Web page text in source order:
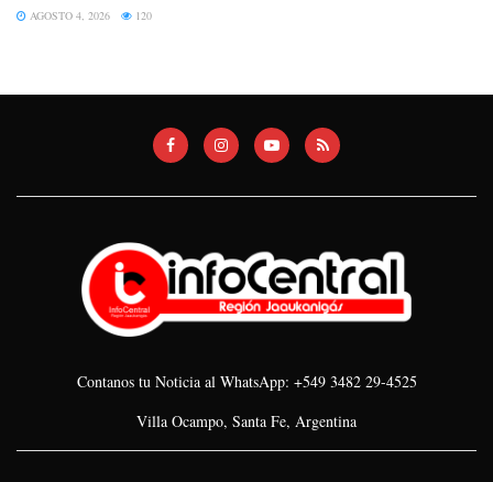
AGOSTO 4, 2026 120
Contanos tu Noticia al WhatsApp: +549 3482 29-4525
Villa Ocampo, Santa Fe, Argentina